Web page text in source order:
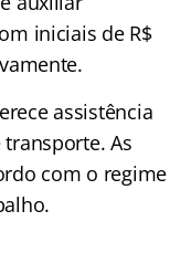
iniciais de R$
assistência
As
com o regime